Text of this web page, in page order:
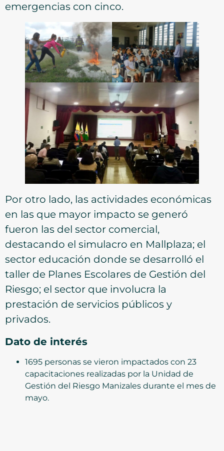
emergencias con cinco.
Por otro lado, las actividades económicas
en las que mayor impacto se generó
fueron las del sector comercial,
destacando el simulacro en Mallplaza; el
sector educación donde se desarrolló el
taller de Planes Escolares de Gestión del
Riesgo; el sector que involucra la
prestación de servicios públicos y
privados.
Dato de interés
1695 personas se vieron impactados con 23
capacitaciones realizadas por la Unidad de
Gestión del Riesgo Manizales durante el mes de
mayo.